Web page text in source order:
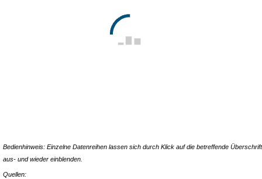
Bedienhinweis: Einzelne Datenreihen lassen sich durch Klick auf die betreffende Überschrift
aus- und wieder einblenden.
Quellen: